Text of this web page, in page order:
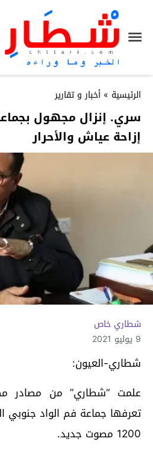
الرئيسية » أخبار و تقارير
سري. إنزال مجهول
إزاحة عياش والأحرار
شطاري خاص
9 يوليو 2021
شطاري-العيون:
علمت “شطاري” من مصادر
تعرفها جماعة فم الواد جنوبي
1200 مصوت جديد.